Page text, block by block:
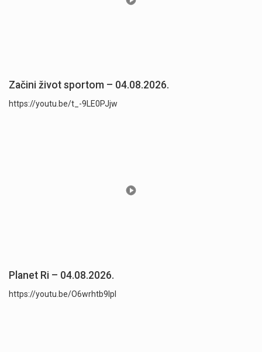
Začini život sportom – 04.08.2026.
https://youtu.be/t_-9LE0PJjw
Planet Ri – 04.08.2026.
https://youtu.be/O6wrhtb9lpI